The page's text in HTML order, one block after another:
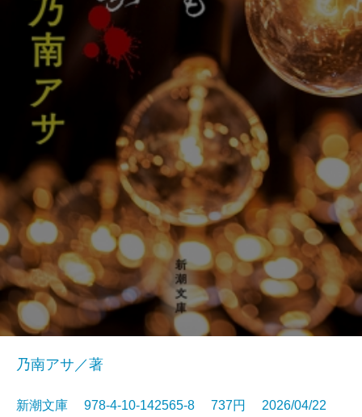
乃南アサ／著
新潮文庫 978-4-10-142565-8 737円 2026/04/22